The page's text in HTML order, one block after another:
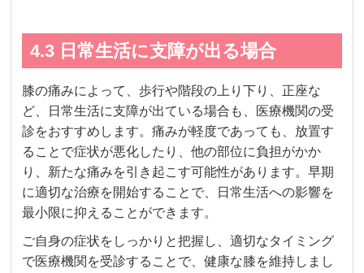
4.3 日常生活に支障が出る場合
膝の痛みによって、歩行や階段の上り下り、正座な
ど、日常生活に支障が出ている場合も、医療機関の受
診をおすすめします。痛みが軽度であっても、放置す
ることで症状が悪化したり、他の部位に負担がかか
り、新たな痛みを引き起こす可能性があります。早期
に適切な治療を開始することで、日常生活への影響を
最小限に抑えることができます。
ご自身の症状をしっかりと把握し、適切なタイミング
で医療機関を受診することで、健康な膝を維持しまし